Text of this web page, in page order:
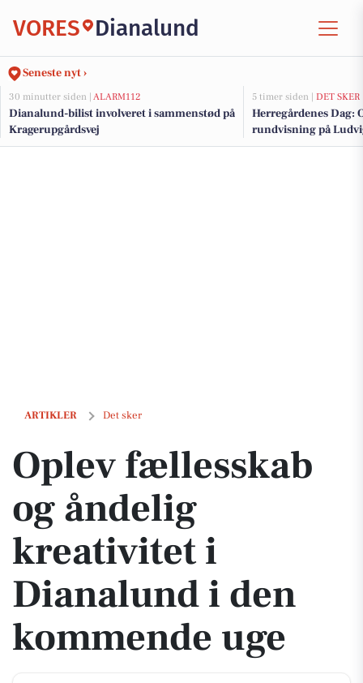
VORES Dianalund
Seneste nyt ›
30 minutter siden | ALARM112
Dianalund-bilist involveret i sammenstød på
Kragerupgårdsvej
5 timer siden | DET SKER
Herregårdenes Dag:
rundvisning på
Tersløsegaard
ARTIKLER Det sker
Oplev fællesskab og åndelig kreativitet i Dianalund i den kommende
Oplev fællesskab
og åndelig
kreativitet i
Dianalund i den
kommende uge